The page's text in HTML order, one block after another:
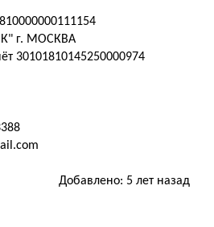
г. МОСКВА
30101810145250000974
Добавлено: 5 лет назад